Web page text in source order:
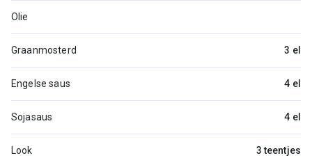
Olie
Graanmosterd 3 el
Engelse saus 4 el
Sojasaus 4 el
Look 3 teentjes